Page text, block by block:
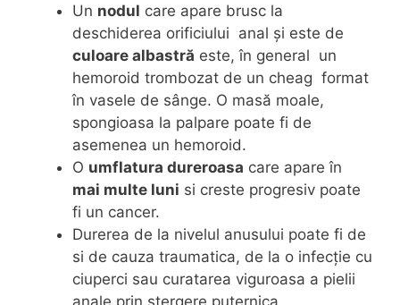
Un nodul care apare brusc la
deschiderea orificiului anal și este de
culoare albastră este, în general un
hemoroid trombozat de un cheag format
în vasele de sânge. O masă moale,
spongioasa la palpare poate fi de
asemenea un hemoroid.
O umflatura dureroasa care apare în
mai multe luni si creste progresiv poate
fi un cancer.
Durerea de la nivelul anusului poate fi de
si de cauza traumatica, de la o infecție cu
ciuperci sau curatarea viguroasa a pielii
anale prin stergere puternica.